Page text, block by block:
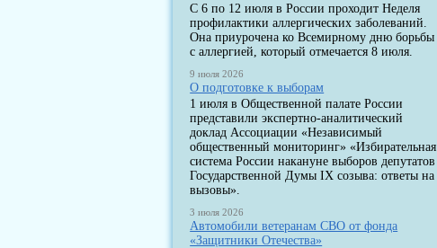
С 6 по 12 июля в России проходит Неделя
профилактики аллергических заболеваний.
Она приурочена ко Всемирному дню борьбы
с аллергией, который отмечается 8 июля.
9 июля 2026
О подготовке к выборам
1 июля в Общественной палате России
представили экспертно-аналитический
доклад Ассоциации «Независимый
общественный мониторинг» «Избирательная
система России накануне выборов депутатов
Государственной Думы IX созыва: ответы на
вызовы».
3 июля 2026
Автомобили ветеранам СВО от фонда
«Защитники Отечества»